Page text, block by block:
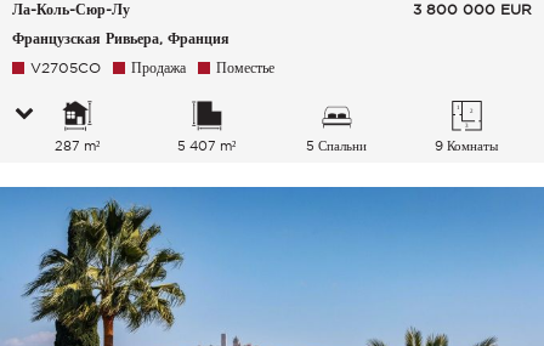
Ла-Коль-Сюр-Лу
Французская Ривьера, Франция
3 800 000 EUR
V2705CO Продажа Поместье
287 m² 5 407 m² 5 Спальни 9 Комнаты